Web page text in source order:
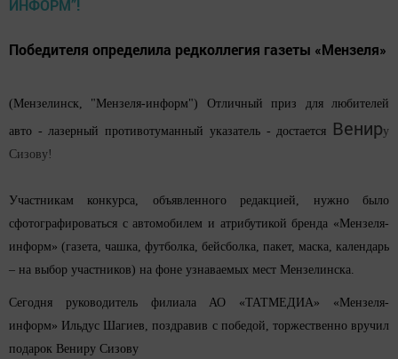
Победителя определила редколлегия газеты «Мензеля»
(Мензелинск, "Мензеля-информ") Отличный приз для любителей
авто - лазерный противотуманный указатель - достается Вениру
Сизову!
Участникам конкурса, объявленного редакцией, нужно было
сфотографироваться с автомобилем и атрибутикой бренда «Мензеля-
информ» (газета, чашка, футболка, бейсболка, пакет, маска, календарь
– на выбор участников) на фоне узнаваемых мест Мензелинска.
Сегодня руководитель филиала АО «ТАТМЕДИА» «Мензеля-
информ» Ильдус Шагиев, поздравив с победой, торжественно вручил
подарок Вениру Сизову